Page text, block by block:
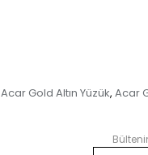
Acar Gold Altın Yüzük, Acar